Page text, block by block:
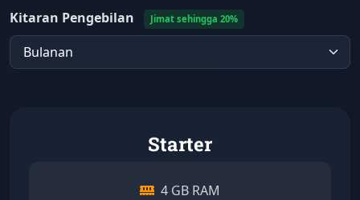
Kitaran Pengebilan Jimat sehingga 20%
Starter
4 GB RAM